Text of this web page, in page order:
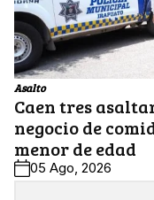
Asalto
Caen tres
negocio de
menor de edad
05 Ago, 2026